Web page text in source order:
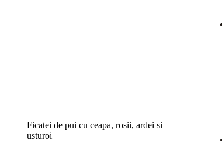
Ficatei de pui cu ceapa, rosii, ardei si
usturoi